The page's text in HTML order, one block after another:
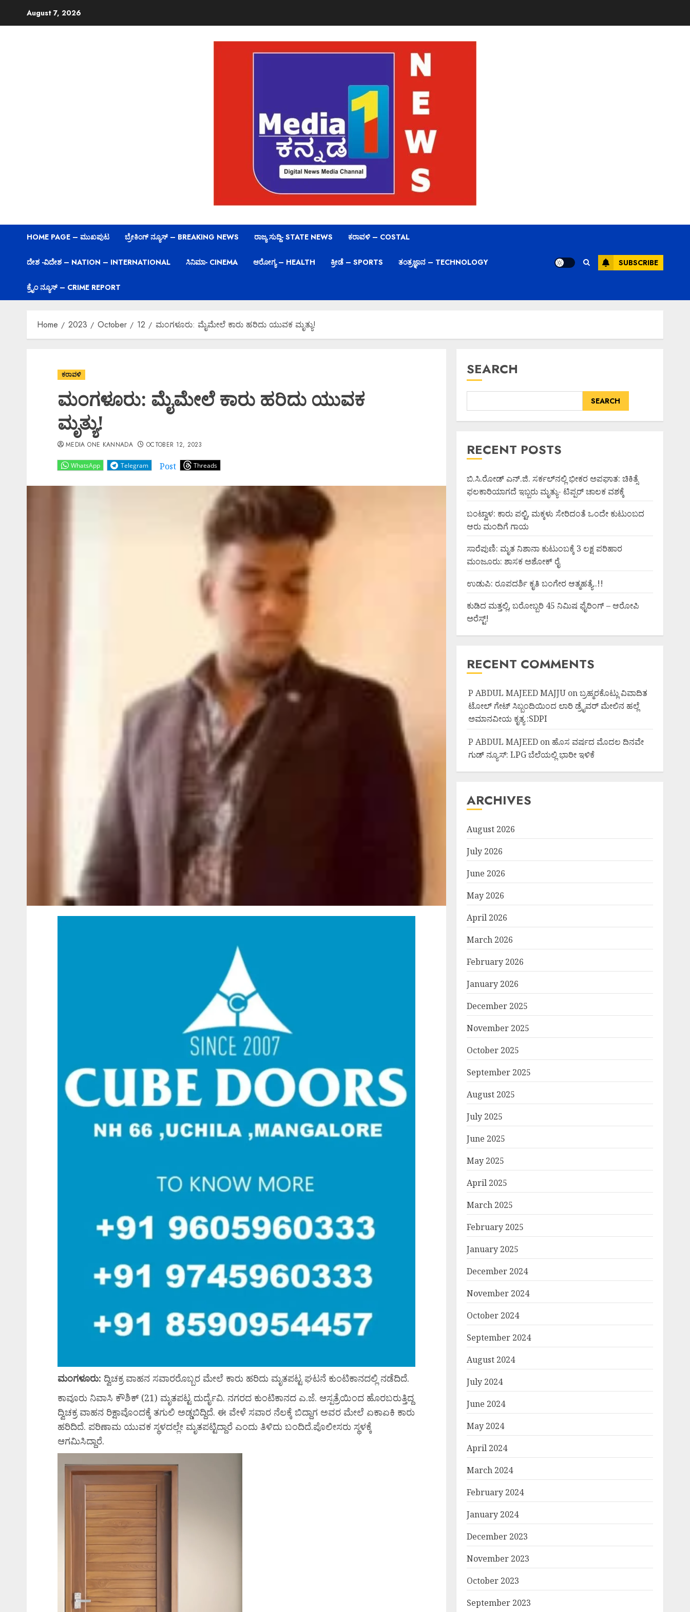
August 7, 2026
HOME PAGE – ಮುಖಪುಟ ಬ್ರೇಕಿಂಗ್ ನ್ಯೂಸ್ – BREAKING NEWS ರಾಜ್ಯ ಸುದ್ದಿ- STATE NEWS ಕರಾವಳಿ – COSTAL
ದೇಶ -ವಿದೇಶ – NATION – INTERNATIONAL ಸಿನಿಮಾ- CINEMA ಆರೋಗ್ಯ – HEALTH ಕ್ರೀಡೆ – SPORTS ತಂತ್ರಜ್ಞಾನ – TECHNOLOGY
ಕ್ರೈಂ ನ್ಯೂಸ್ – CRIME REPORT
SUBSCRIBE
Home 2023 October 12 ಮಂಗಳೂರು: ಮೈಮೇಲೆ ಕಾರು ಹರಿದು ಯುವಕ ಮೃತ್ಯು!
ಕರಾವಳಿ
ಮಂಗಳೂರು: ಮೈಮೇಲೆ ಕಾರು ಹರಿದು ಯುವಕ
ಮೃತ್ಯು!
WhatsApp Telegram Post Threads
MEDIA ONE KANNADA OCTOBER 12, 2023
ಮಂಗಳೂರು: ದ್ವಿಚಕ್ರ ವಾಹನ ಸವಾರರೊಬ್ಬರ ಮೇಲೆ ಕಾರು ಹರಿದು ಮೃತಪಟ್ಟ ಘಟನೆ ಕುಂಟಿಕಾನದಲ್ಲಿ ನಡೆದಿದೆ.
ಕಾವೂರು ನಿವಾಸಿ ಕೌಶಿಕ್ (21) ಮೃತಪಟ್ಟ ದುರ್ದೈವಿ. ನಗರದ ಕುಂಟಿಕಾನದ ಎ.ಜೆ. ಆಸ್ಪತ್ರೆಯಿಂದ ಹೊರಬರುತ್ತಿದ್ದ
ದ್ವಿಚಕ್ರ ವಾಹನ ರಿಕ್ಷಾವೊಂದಕ್ಕೆ ತಗುಲಿ ಅಡ್ಡಬಿದ್ದಿದೆ. ಈ ವೇಳೆ ಸವಾರ ನೆಲಕ್ಕೆ ಬಿದ್ದಾಗ ಅವರ ಮೇಲೆ ಏಕಾಏಕಿ ಕಾರು
ಹರಿದಿದೆ. ಪರಿಣಾಮ ಯುವಕ ಸ್ಥಳದಲ್ಲೇ ಮೃತಪಟ್ಟಿದ್ದಾರೆ ಎಂದು ತಿಳಿದು ಬಂದಿದೆ.ಪೊಲೀಸರು ಸ್ಥಳಕ್ಕೆ
ಆಗಮಿಸಿದ್ದಾರೆ.
SEARCH
SEARCH
RECENT POSTS
ಬಿ.ಸಿ.ರೋಡ್ ಎನ್.ಜಿ. ಸರ್ಕಲ್‌ನಲ್ಲಿ ಭೀಕರ ಅಪಘಾತ: ಚಿಕಿತ್ಸೆ
ಫಲಕಾರಿಯಾಗದೆ ಇಬ್ಬರು ಮೃತ್ಯು- ಟಿಪ್ಪರ್ ಚಾಲಕ ವಶಕ್ಕೆ
ಬಂಟ್ವಾಳ: ಕಾರು ಪಲ್ಟಿ, ಮಕ್ಕಳು ಸೇರಿದಂತೆ ಒಂದೇ ಕುಟುಂಬದ
ಆರು ಮಂದಿಗೆ ಗಾಯ
ಸಾರೆಪುಣಿ: ಮೃತ ನಿಶಾನಾ ಕುಟುಂಬಕ್ಕೆ 3 ಲಕ್ಷ ಪರಿಹಾರ
ಮಂಜೂರು: ಶಾಸಕ ಅಶೋಕ್ ರೈ
ಉಡುಪಿ: ರೂಪದರ್ಶಿ ಕೃತಿ ಬಂಗೇರ ಆತ್ಮಹತ್ಯೆ..!!
ಕುಡಿದ ಮತ್ತಲ್ಲಿ, ಬರೋಬ್ಬರಿ 45 ನಿಮಿಷ ಫೈರಿಂಗ್ – ಆರೋಪಿ
ಅರೆಸ್ಟ್!
RECENT COMMENTS
P ABDUL MAJEED MAJJUonಬ್ರಹ್ಮರಕೊಟ್ಲು ವಿವಾದಿತ
ಟೋಲ್ ಗೇಟ್ ಸಿಬ್ಬಂದಿಯಿಂದ ಲಾರಿ ಡ್ರೈವರ್ ಮೇಲಿನ ಹಲ್ಲೆ
ಅಮಾನವೀಯ ಕೃತ್ಯ :SDPI
P ABDUL MAJEEDon ಹೊಸ ವರ್ಷದ ಮೊದಲ ದಿನವೇ
ಗುಡ್ ನ್ಯೂಸ್: LPG ಬೆಲೆಯಲ್ಲಿ ಭಾರೀ ಇಳಿಕೆ
ARCHIVES
August 2026
July 2026
June 2026
May 2026
April 2026
March 2026
February 2026
January 2026
December 2025
November 2025
October 2025
September 2025
August 2025
July 2025
June 2025
May 2025
April 2025
March 2025
February 2025
January 2025
December 2024
November 2024
October 2024
September 2024
August 2024
July 2024
June 2024
May 2024
April 2024
March 2024
February 2024
January 2024
December 2023
November 2023
October 2023
September 2023